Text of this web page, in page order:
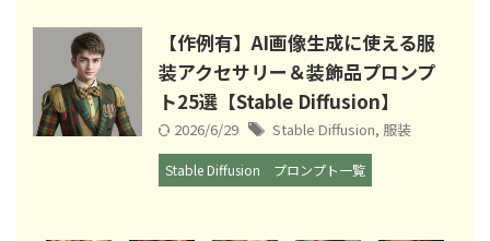
【作例有】AI画像生成に使える服
装アクセサリー＆装飾品プロンプ
ト25選【Stable Diffusion】
2026/6/29 Stable Diffusion, 服装
Stable Diffusion プロンプト一覧